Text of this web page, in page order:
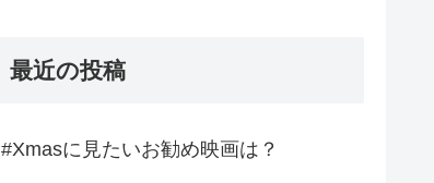
最近の投稿
#Xmasに見たいお勧め映画は？